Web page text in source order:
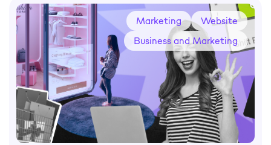
Marketing
Website
Business and Marketing